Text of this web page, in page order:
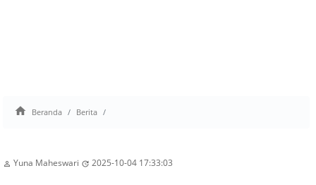
 Beranda Berita
 Yuna Maheswari  2025-10-04 17:33:03